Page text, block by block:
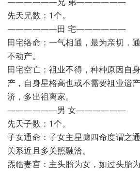
先天兄数：1个。
——————田 宅——————
田宅络命：一气相通，最为亲切，
不动产。
田宅空亡：祖业不得，种种原因自
产，自身星格高也或不需要祖业遗
济，多出祖离家。
——————男 女——————
先天子数：1个。
子女通命：子女主星躔四命度谓之
关系近且多关照融洽。
炁临妻宫：主头胎为女，如过头胎